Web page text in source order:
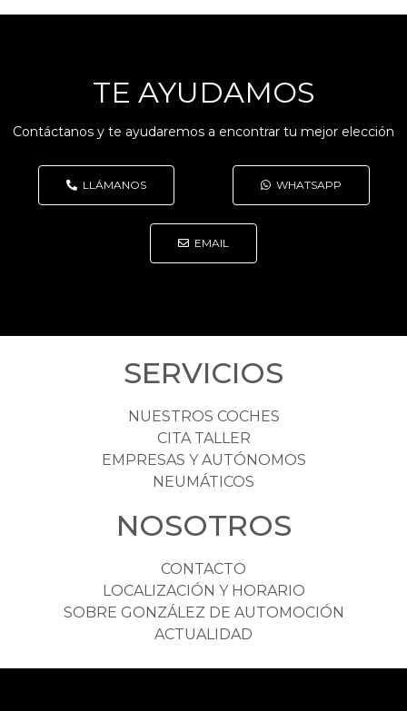
TE AYUDAMOS
Contáctanos y te ayudaremos a encontrar tu mejor elección
LLÁMANOS WHATSAPP
EMAIL
SERVICIOS
NUESTROS COCHES
CITA TALLER
EMPRESAS Y AUTÓNOMOS
NEUMÁTICOS
NOSOTROS
CONTACTO
LOCALIZACIÓN Y HORARIO
SOBRE GONZÁLEZ DE AUTOMOCIÓN
ACTUALIDAD